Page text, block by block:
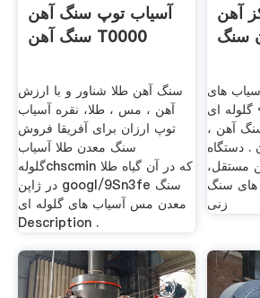
آسیاب توپ سنگ آهن
سنگ آهن T0000
سنگ آهن طلا شناور و با ارزش
آهن ، مس ، طلا، نقره آسیاب
توپ ارزان برای آفریقا فروش
سنگ معدن طلا آسیاب
گلولهchscmin که در آن گیاه طلا
در ژاپن googl/9Sn3fe سنگ
معدن مس آسیاب های گلوله ای
Description .
آهن
سنگ
های
گلوله ای « middle, 16 سنگ
آهن ،
6 معدن . دستگاه
مستقل،
های سنگ
زنی